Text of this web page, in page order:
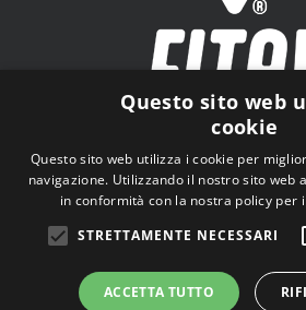
FITAV - Federazione Italiana Tiro a
n.74, 00196 Roma
Questo sito web
cookie
Questo sito web utilizza i cookie per
navigazione. Utilizzando il nostro sito web
in conformità con la nostra policy per
STRETTAMENTE NECESSARI
ACCETTA TUTTO